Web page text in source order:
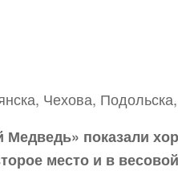
Чехова,
показали
место и в